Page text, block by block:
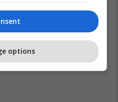
options